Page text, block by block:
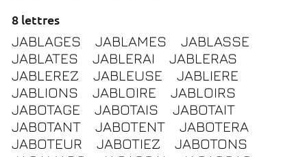
8 lettres
JABLAGES JABLAMES
JABLASSE
JABLATES
JABLERAI
JABLERAS
JABLEREZ
JABLEUSE
JABLIERE
JABLIONS
JABLOIRE
JABLOIRS
JABOTAGE
JABOTAIS
JABOTAIT
JABOTANT
JABOTENT
JABOTERA
JABOTEUR
JABOTIEZ
JABOTONS